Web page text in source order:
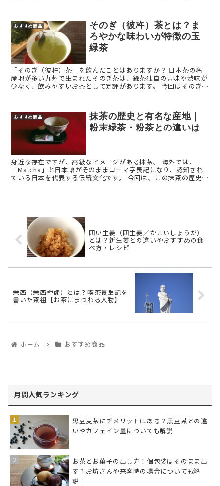
おすすめ商品
そのぎ（彼杵）茶とは？ま
ろやかな味わいが特徴の玉
緑茶
「そのぎ（彼杵）茶」を飲んだことはありますか？ 日本茶の名
産地が多い九州で生まれたそのぎ茶は、緑茶独自の苦味や渋味が
少なく、飲みやすいお茶として定評があります。 今回はそのぎ茶
おすすめ商品
抹茶の歴史と有名な産地｜
粉末緑茶・粉茶との違いは
身近な存在ですが、高級なイメージがある抹茶。 海外では、
「Matcha」と日本語がそのままローマ字表記になり、認知され
ている日本を代表する伝統文化です。 今回は、この抹茶の歴史や
囲い生姜（囲生姜／かこいしょうが）
とは？新生姜との違いやおすすめの食
べ方・レシピ
栄西（栄西禅師）とは？喫茶養生記を
書いた茶祖【お茶にまつわる人物】
ホーム おすすめ商品
月間人気ランキング
黒豆麦茶にデメリットはある？黒豆茶との違
いやカフェイン量についても解説
お茶とお菓子の出し方！個包装はそのまま出
す？お坊さんや来客時の場合についても解
説！